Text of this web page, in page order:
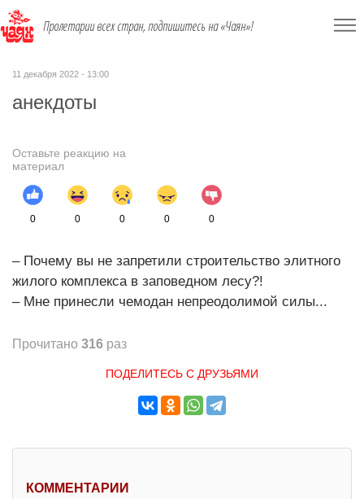
Пролетарии всех стран, подпишитесь на «Чаян»!
11 декабря 2022 - 13:00
анекдоты
Оставьте реакцию на
материал
0 0 0 0 0
– Почему вы не запретили строительство элитного
жилого комплекса в заповедном лесу?!
– Мне принесли чемодан непреодолимой силы...
Прочитано 316 раз
ПОДЕЛИТЕСЬ С ДРУЗЬЯМИ
КОММЕНТАРИИ